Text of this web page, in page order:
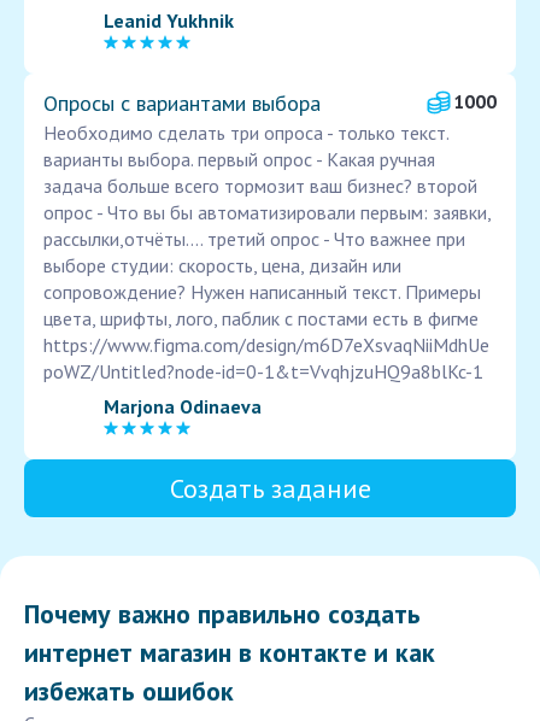
Leanid Yukhnik
Опросы с вариантами выбора
1000
Необходимо сделать три опроса - только текст.
варианты выбора. первый опрос - Какая ручная
задача больше всего тормозит ваш бизнес? второй
опрос - Что вы бы автоматизировали первым: заявки,
рассылки,отчёты.... третий опрос - Что важнее при
выборе студии: скорость, цена, дизайн или
сопровождение? Нужен написанный текст. Примеры
цвета, шрифты, лого, паблик с постами есть в фигме
https://www.figma.com/design/m6D7eXsvaqNiiMdhUe
poWZ/Untitled?node-id=0-1&t=VvqhjzuHQ9a8blKc-1
Marjona Odinaeva
Создать задание
Почему важно правильно создать
интернет магазин в контакте и как
избежать ошибок